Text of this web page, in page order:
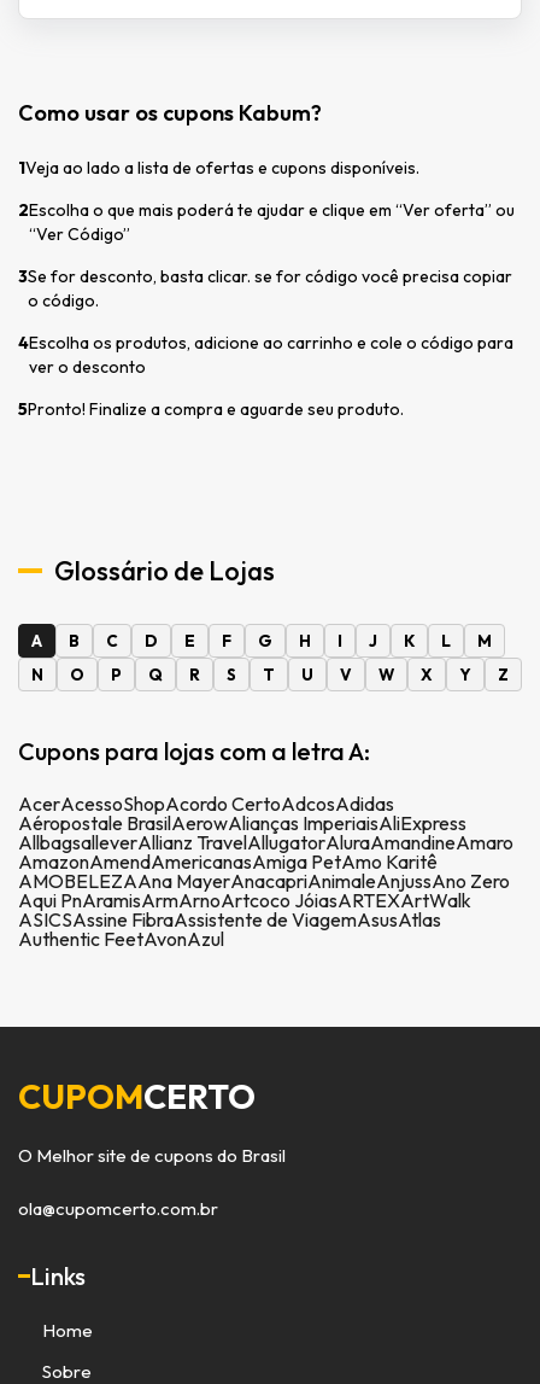
Como usar os cupons Kabum?
1Veja ao lado a lista de ofertas e cupons disponíveis.
2Escolha o que mais poderá te ajudar e clique em “Ver oferta” ou
“Ver Código”
3Se for desconto, basta clicar. se for código você precisa copiar
o código.
4Escolha os produtos, adicione ao carrinho e cole o código para
ver o desconto
5Pronto! Finalize a compra e aguarde seu produto.
Glossário de Lojas
A B C D E F G H I J K L
M
N
O P Q R S T U V W X Y Z
Cupons para lojas com a letra A:
AcerAcessoShopAcordo CertoAdcosAdidas
Aéropostale BrasilAerowAlianças ImperiaisAliExpress
AllbagsalleverAllianz TravelAllugatorAluraAmandineAmaro
AmazonAmendAmericanasAmiga PetAmo Karitê
AMOBELEZAAna MayerAnacapriAnimaleAnjussAno Zero
Aqui PnAramisArmArnoArtcoco JóiasARTEXArtWalk
ASICSAssine FibraAssistente de ViagemAsusAtlas
Authentic FeetAvonAzul
CUPOMCERTO
O Melhor site de cupons do Brasil
ola@cupomcerto.com.br
Links
Home
Sobre